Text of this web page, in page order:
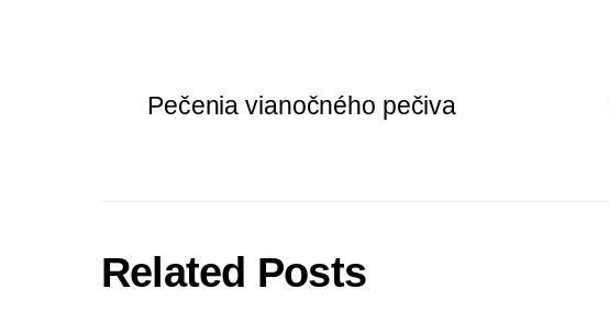
Pečenia vianočného pečiva
Related Posts